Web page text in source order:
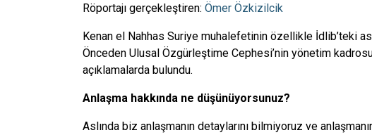
Röportajı gerçekleştiren: Ömer Özkizilcik
Kenan el Nahhas Suriye muhalefetinin özellikle İdlib’teki
Önceden Ulusal Özgürleştime Cephesi’nin yönetim
açıklamalarda bulundu.
Anlaşma hakkında ne düşünüyorsunuz?
Aslında biz anlaşmanın detaylarını bilmiyoruz ve